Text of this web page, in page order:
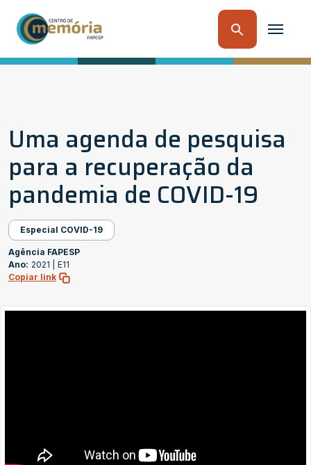
Uma agenda de pesquisa
para a recuperação da
pandemia de COVID-19
Especial COVID-19
Agência FAPESP
Ano: 2021 |
E11
Copiar link